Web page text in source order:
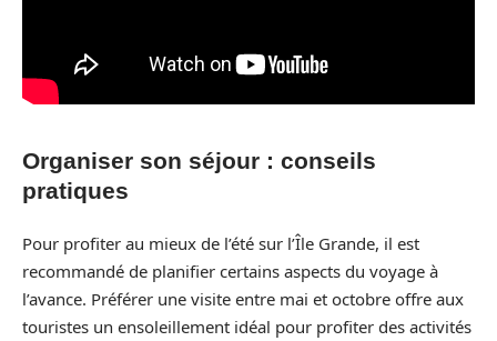
Organiser son séjour : conseils
pratiques
Pour profiter au mieux de l’été sur l’Île Grande, il est
recommandé de planifier certains aspects du voyage à
l’avance. Préférer une visite entre mai et octobre offre aux
touristes un ensoleillement idéal pour profiter des activités